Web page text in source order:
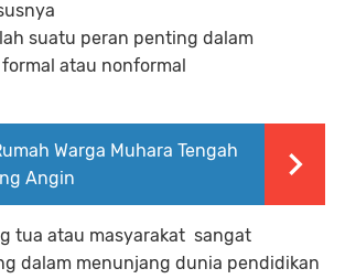
suatu peran penting dalam
atau nonformal
Warga Muhara Tengah
Angin
tua atau masyarakat sangat
dalam menunjang dunia pendidikan